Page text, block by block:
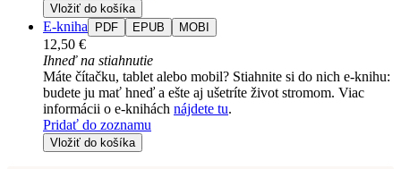
Vložiť do košíka
E-kniha PDF EPUB MOBI
12,50 €
Ihneď na stiahnutie
Máte čítačku, tablet alebo mobil? Stiahnite si do nich e-knihu:
budete ju mať hneď a ešte aj ušetríte život stromom. Viac
informácii o e-knihách nájdete tu.
Pridať do zoznamu
Vložiť do košíka